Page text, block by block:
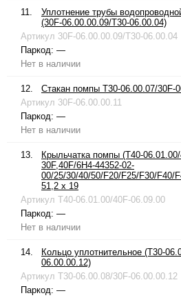
11.
Уплотнение трубы
(30F-06.00.00.09/T30-06.00.04)
Артикул 30F-06.00.00.09/T30-06.00.04
Паркод: —
Нет в наличии
12.
Стакан помпы T30-06.00.07/30F-
Артикул 30F-06.00.00.11
Паркод: —
Нет в наличии
13.
Крыльчатка помпы (T40-
30F,40F/6H4-44352-02-
00/25/30/40/50/F20/F25/F30/F40/
51,2 x 19
Артикул T40-06.01.00/40F-06.09.00
Паркод: —
Нет в наличии
14.
Кольцо уплотнительное (T30-
06.00.00.12)
Артикул T30-06.00.08/30F-06.00.00.12
Паркод: —